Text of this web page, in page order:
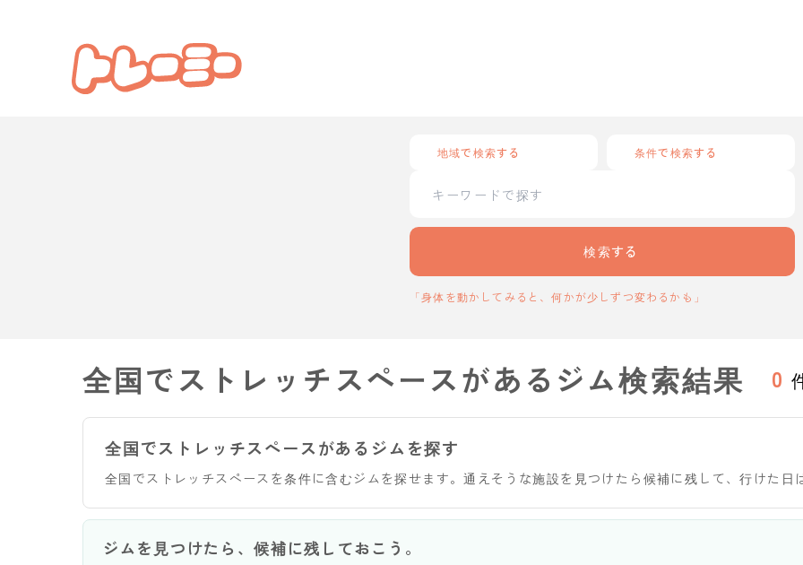
地域で検索する 条件で検索する
検索する
「身体を動かしてみると、何かが少しずつ変わるかも」
全国でストレッチスペースがあるジム検索結果 0
全国でストレッチスペースがあるジムを探す
全国でストレッチスペースを条件に含むジムを探せます。通えそうな施設を見つけたら候補に残して、行けた日
ジムを見つけたら、候補に残しておこう。